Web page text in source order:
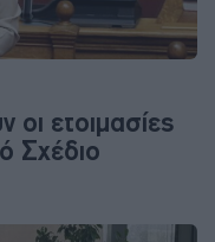
ετοιμασίες
Σχέδιο